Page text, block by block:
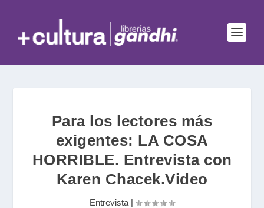
Para los lectores más
exigentes: LA COSA
HORRIBLE. Entrevista con
Karen Chacek.Video
Entrevista |